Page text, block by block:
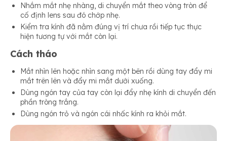
Nhắm mắt nhẹ nhàng, di chuyển mắt theo vòng tròn để
cố định lens sau đó chớp nhẹ.
Kiểm tra kính đã nằm đúng vị trí chưa rồi tiếp tục thực
hiện tương tự với mắt còn lại.
Cách tháo
Mắt nhìn lên hoặc nhìn sang một bên rồi dùng tay đẩy mi
mắt trên lên và đẩy mi mắt dưới xuống.
Dùng ngón tay của tay còn lại đẩy nhẹ kính di chuyển đến
phần tròng trắng.
Dùng ngón trỏ và ngón cái nhấc kính ra khỏi mắt.